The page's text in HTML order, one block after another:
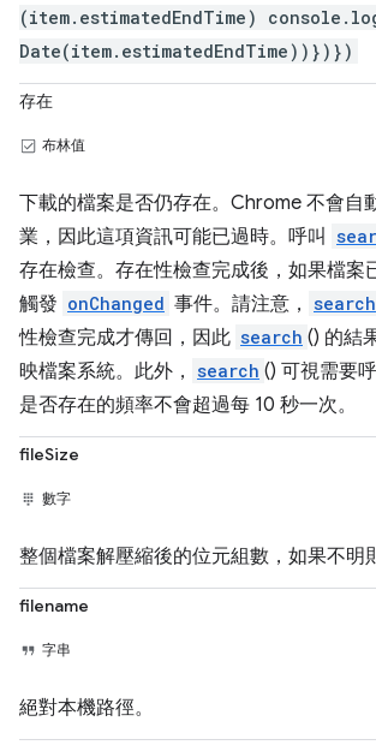
(item.estimatedEndTime)
Date(item.estimatedEndTime))})})
存在
布林值
下載的檔案是否仍存在。Chrome 不會自
業，因此這項資訊可能已過時。呼叫
存在檢查。存在性檢查完成後，如果檔案
觸發 onChanged 事件。請注意， search
性檢查完成才傳回，因此 search () 的結
映檔案系統。此外， search () 可視需要
是否存在的頻率不會超過每 10 秒一次。
fileSize
數字
整個檔案解壓縮後的位元組數，如果不明
filename
字串
絕對本機路徑。